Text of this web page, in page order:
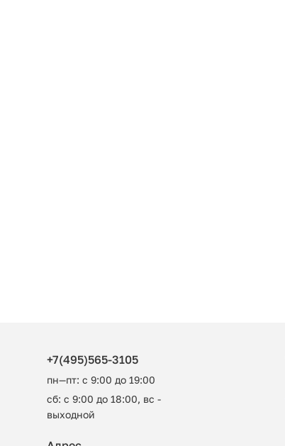
+7(495)565-3105
пн—пт: с 9:00 до 19:00
сб: с 9:00 до 18:00, вс -
выходной